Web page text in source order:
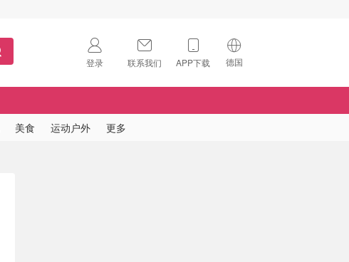
登录 联系我们 APP下载 德国
🇺🇸
美食 运动户外 更多